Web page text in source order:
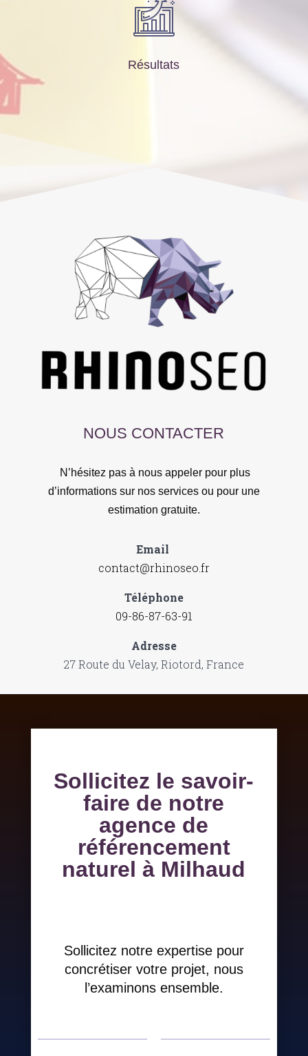
Résultats
NOUS CONTACTER
N’hésitez pas à nous appeler pour plus
d’informations sur nos services ou pour une
estimation gratuite.
Email
contact@rhinoseo.fr
Téléphone
09-86-87-63-91
Adresse
27 Route du Velay, Riotord, France
Sollicitez le savoir-
faire de notre
agence de
référencement
naturel à Milhaud
Sollicitez notre expertise pour
concrétiser votre projet, nous
l’examinons ensemble.